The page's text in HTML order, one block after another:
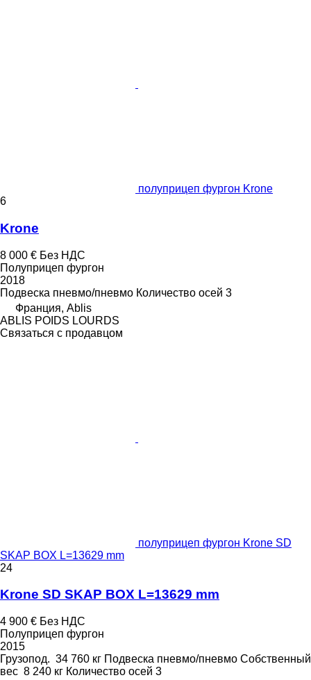
полуприцеп фургон Krone
6
Krone
8 000 € Без НДС
Полуприцеп фургон
2018
Подвеска пневмо/пневмо Количество осей 3
Франция, Ablis
ABLIS POIDS LOURDS
Связаться с продавцом
полуприцеп фургон Krone SD
SKAP BOX L=13629 mm
24
Krone SD SKAP BOX L=13629 mm
4 900 € Без НДС
Полуприцеп фургон
2015
Грузопод. 34 760 кг Подвеска пневмо/пневмо Собственный
вес 8 240 кг Количество осей 3